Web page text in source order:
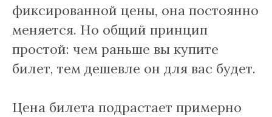
фиксированной цены, она постоянно
меняется. Но общий принцип
простой: чем раньше вы купите
билет, тем дешевле он для вас будет.
Цена билета подрастает примерно